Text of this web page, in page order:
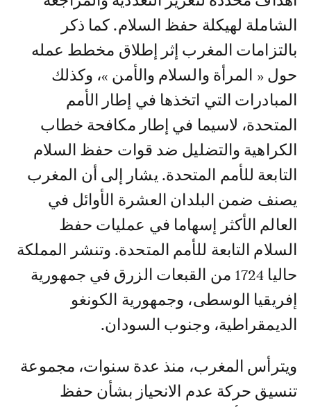
الشاملة لهيكلة حفظ السلام. كما ذكر
بالتزامات المغرب إثر إطلاق مخطط عمله
حول « المرأة والسلام والأمن »، وكذلك
المبادرات التي اتخذها في إطار الأمم
المتحدة، لاسيما في إطار مكافحة خطاب
الكراهية والتضليل ضد قوات حفظ السلام
التابعة للأمم المتحدة. يشار إلى أن المغرب
يصنف ضمن البلدان العشرة الأوائل في
العالم الأكثر إسهاما في عمليات حفظ
السلام التابعة للأمم المتحدة. وتنشر المملكة
حاليا 1724 من القبعات الزرق في جمهورية
إفريقيا الوسطى، وجمهورية الكونغو
الديمقراطية، وجنوب السودان.
ويترأس المغرب، منذ عدة سنوات، مجموعة
تنسيق حركة عدم الانحياز بشأن حفظ